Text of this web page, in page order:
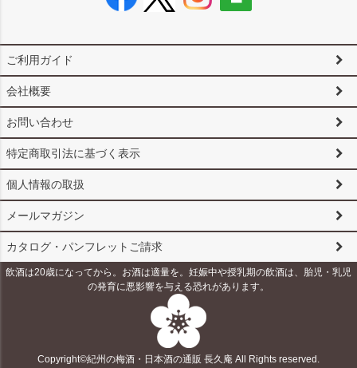
ご利用ガイド
会社概要
お問い合わせ
特定商取引法に基づく表示
個人情報の取扱
メールマガジン
カタログ・パンフレットご請求
飲酒は20歳になってから。お酒は適量を。妊娠中や授乳期の飲酒は、胎児・乳児
の発育に悪影響を与える恐れがあります。
Copyright©紀州の梅酒・日本酒の通販 長久庵 All Rights reserved.